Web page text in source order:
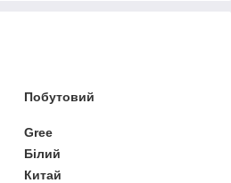
Побутовий
Gree
Білий
Китай